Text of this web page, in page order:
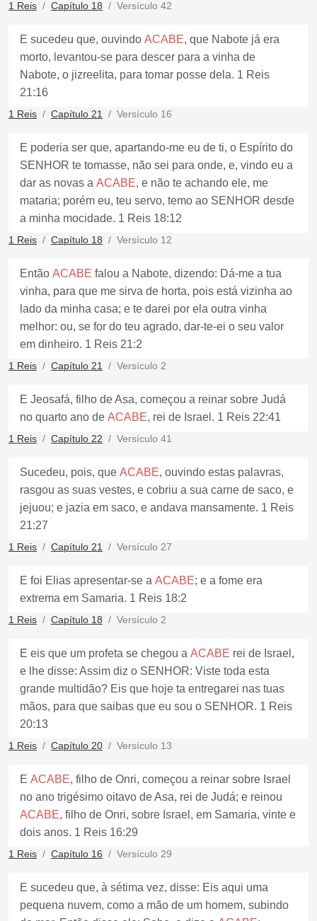
1 Reis Capítulo 18 Versículo 42
E sucedeu que, ouvindo ACABE, que Nabote já era
morto, levantou-se para descer para a vinha de
Nabote, o jizreelita, para tomar posse dela. 1 Reis
21:16
1 Reis Capítulo 21 Versículo 16
E poderia ser que, apartando-me eu de ti, o Espírito do
SENHOR te tomasse, não sei para onde, e, vindo eu a
dar as novas a ACABE, e não te achando ele, me
mataria; porém eu, teu servo, temo ao SENHOR desde
a minha mocidade. 1 Reis 18:12
1 Reis Capítulo 18 Versículo 12
Então ACABE falou a Nabote, dizendo: Dá-me a tua
vinha, para que me sirva de horta, pois está vizinha ao
lado da minha casa; e te darei por ela outra vinha
melhor: ou, se for do teu agrado, dar-te-ei o seu valor
em dinheiro. 1 Reis 21:2
1 Reis Capítulo 21 Versículo 2
E Jeosafá, filho de Asa, começou a reinar sobre Judá
no quarto ano de ACABE, rei de Israel. 1 Reis 22:41
1 Reis Capítulo 22 Versículo 41
Sucedeu, pois, que ACABE, ouvindo estas palavras,
rasgou as suas vestes, e cobriu a sua carne de saco, e
jejuou; e jazia em saco, e andava mansamente. 1 Reis
21:27
1 Reis Capítulo 21 Versículo 27
E foi Elias apresentar-se a ACABE; e a fome era
extrema em Samaria. 1 Reis 18:2
1 Reis Capítulo 18 Versículo 2
E eis que um profeta se chegou a ACABE rei de Israel,
e lhe disse: Assim diz o SENHOR: Viste toda esta
grande multidão? Eis que hoje ta entregarei nas tuas
mãos, para que saibas que eu sou o SENHOR. 1 Reis
20:13
1 Reis Capítulo 20 Versículo 13
E ACABE, filho de Onri, começou a reinar sobre Israel
no ano trigésimo oitavo de Asa, rei de Judá; e reinou
ACABE, filho de Onri, sobre Israel, em Samaria, vinte e
dois anos. 1 Reis 16:29
1 Reis Capítulo 16 Versículo 29
E sucedeu que, à sétima vez, disse: Eis aqui uma
pequena nuvem, como a mão de um homem, subindo